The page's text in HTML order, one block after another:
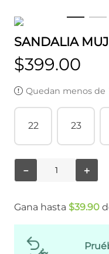
SANDALIA
$399.00
Quedan menos de
22 23
＋
－
Gana hasta $39.90